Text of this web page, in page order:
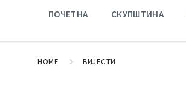
ПОЧЕТНА СКУПШТИНА
HOME ВИЈЕСТИ